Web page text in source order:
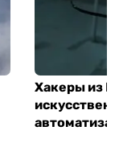
Хакеры из